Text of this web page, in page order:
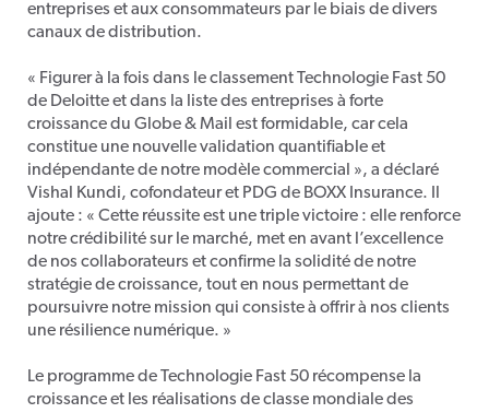
entreprises et aux consommateurs par le biais de divers
canaux de distribution.
« Figurer à la fois dans le classement Technologie Fast 50
de Deloitte et dans la liste des entreprises à forte
croissance du Globe & Mail est formidable, car cela
constitue une nouvelle validation quantifiable et
indépendante de notre modèle commercial », a déclaré
Vishal Kundi, cofondateur et PDG de BOXX Insurance. Il
ajoute : « Cette réussite est une triple victoire : elle renforce
notre crédibilité sur le marché, met en avant l’excellence
de nos collaborateurs et confirme la solidité de notre
stratégie de croissance, tout en nous permettant de
poursuivre notre mission qui consiste à offrir à nos clients
une résilience numérique. »
Le programme de Technologie Fast 50 récompense la
croissance et les réalisations de classe mondiale des